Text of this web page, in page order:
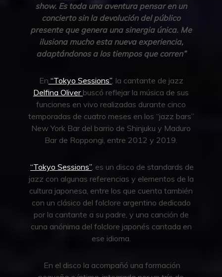
show. Es toda una aventura pensar en un
concierto sin la devolución del público
presente que genera una sinergia única. Me
ilusiona mucho esta nueva experiencia,
adaptándonos a los tiempos que corren”
En “Tokyo Sessions”, la cantante de jazz
Delfina Oliver buscó reflejar la música de sus
funciones en vivo realizadas durante cinco
temporadas de cuatro meses en los “jazz bars”
New York Bar del barrio de Shinjuku y Maduro
Bar de Roppongi, entre 2012 y 2019.
“Tokyo Sessions”, es un disco de standards de
jazz con algunas referencias y elementos de la
cultura japonesa, entre los que cuenta también
con un clásico del folclore argentino dedicado
por la cantante a su padre, y una canción de
cuna anónima del folclore japonés cantada en
ese idioma.
En el disco la acompañó una formación